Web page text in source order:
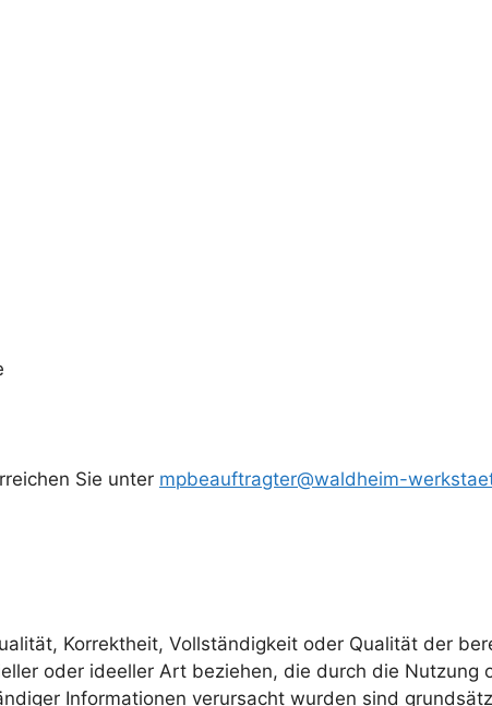
Sie unter mpbeauftragter@waldheim-
Korrektheit, Vollständigkeit oder Qualität der
oder ideeller Art beziehen, die durch die
Informationen verursacht wurden sind